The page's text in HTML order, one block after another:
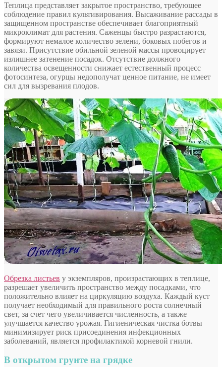
Теплица представляет закрытое пространство, требующее
соблюдение правил культивирования. Высаживание рассады в
защищенном пространстве обеспечивает благоприятный
микроклимат для растения. Саженцы быстро разрастаются,
формируют немалое количество зелени, боковых побегов и
завязи. Присутствие обильной зеленой массы провоцирует
излишнее затенение посадок. Отсутствие должного
количества освещенности снижает естественный процесс
фотосинтеза, огурцы недополучат ценное питание, не имеет
сил для вызревания плодов.
Обрезка листьев у экземпляров, произрастающих в теплице,
разрешает увеличить пространство между посадками, что
положительно влияет на циркуляцию воздуха. Каждый куст
получает необходимый для правильного роста солнечный
свет, за счет чего увеличивается численность, а также
улучшается качество урожая. Гигиеническая чистка ботвы
минимизирует риск присоединения инфекционных
заболеваний, является профилактикой корневой гнили.
В открытом грунте на грядке